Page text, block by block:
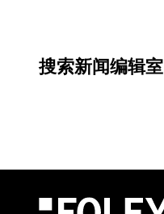
搜索新闻编辑室